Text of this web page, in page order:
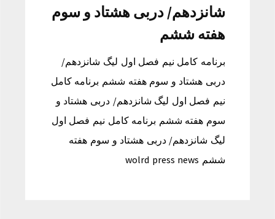
شانزدهم/ دربی هشتاد و سوم
هفته ششم
برنامه کامل نیم فصل اول لیگ شانزدهم/
دربی هشتاد و سوم هفته ششم برنامه کامل
نیم فصل اول لیگ شانزدهم/ دربی هشتاد و
سوم هفته ششم برنامه کامل نیم فصل اول
لیگ شانزدهم/ دربی هشتاد و سوم هفته
ششم wolrd press news